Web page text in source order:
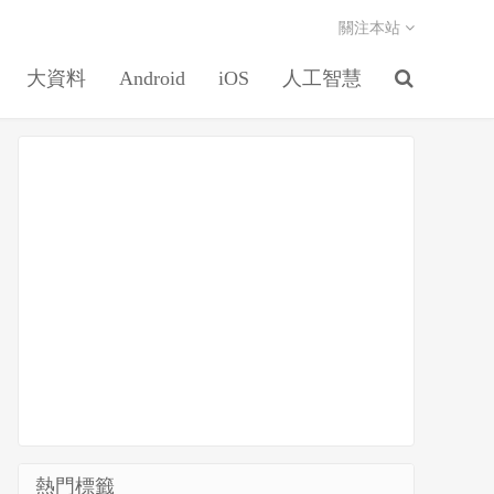
大資料 Android iOS 人工智慧
關注本站
熱門標籤